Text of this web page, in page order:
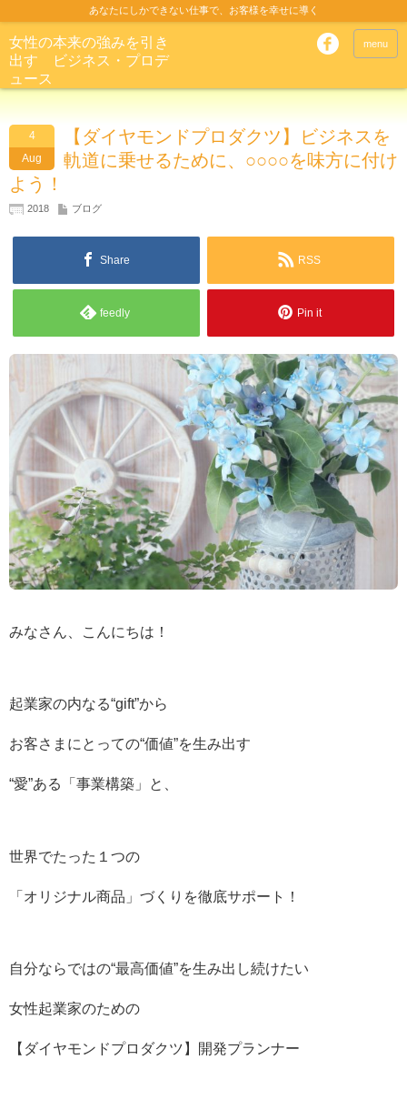
あなたにしかできない仕事で、お客様を幸せに導く
女性の本来の強みを引き
出す ビジネス・プロデ
ュース
menu
4
Aug
【ダイヤモンドプロダクツ】ビジネスを
軌道に乗せるために、○○○○を味方に付け
よう！
2018 ブログ
Share RSS
feedly Pin it
みなさん、こんにちは！
起業家の内なる“gift”から
お客さまにとっての“価値”を生み出す
“愛”ある「事業構築」と、
世界でたった１つの
「オリジナル商品」づくりを徹底サポート！
自分ならではの“最高価値”を生み出し続けたい
女性起業家のための
【ダイヤモンドプロダクツ】開発プランナー